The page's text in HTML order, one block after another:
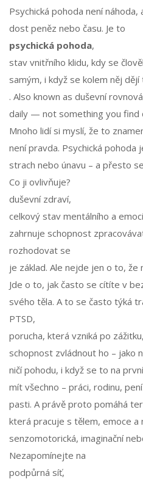
Psychická pohoda není
dost peněz nebo času. Je to
psychická pohoda,
stav vnitřního klidu, kdy se
samým, i když se kolem něj dějí
. Also known as duševní
daily — not something you find
Mnoho lidí si myslí, že to
není pravda. Psychická
strach nebo únavu – a přesto
Co ji ovlivňuje?
duševní zdraví,
celkový stav mentálního a
zahrnuje schopnost
rozhodovat se
je základ. Ale nejde jen o to,
Jde o to, jak často se cítíte v
svého těla. A to se často týká
PTSD,
porucha, která vzniká po
schopnost zvládnout ho – jako
ničí pohodu, i když se to na
mít všechno – práci, rodinu,
pasti. A právě proto pomáhá
která pracuje s tělem, emoce a
senzomotorická, imaginační
Nezapomínejte na
podpůrná síť,